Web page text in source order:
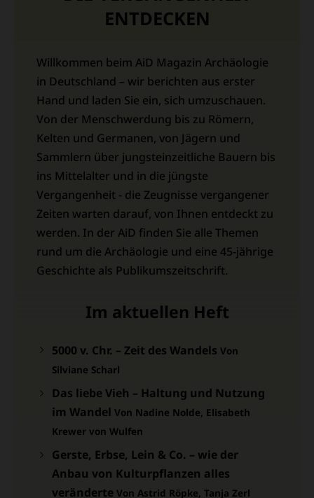
ENTDECKEN
Willkommen beim AiD Magazin Archäologie
in Deutschland – wir berichten aus erster
Hand und laden Sie ein, sich umzuschauen.
Von der Menschwerdung bis zu Römern,
Kelten und Germanen, von Jägern und
Sammlern über jungsteinzeitliche Bauern bis
ins Mittelalter und in die jüngste
Vergangenheit - die Zeugnisse vergangener
Zeiten warten darauf, von Ihnen entdeckt zu
werden. In der AiD finden Sie alle Themen
rund um die Archäologie und eine 45-jährige
Geschichte als Publikumszeitschrift.
Im aktuellen Heft
5000 v. Chr. – Zeit des Wandels Von
Silviane Scharl
Das liebe Vieh – Haltung und Nutzung
im Wandel Von Nadine Nolde, Elisabeth
Krewer von Wulfen
Gerste, Erbse, Lein & Co. – wie der
Anbau von Kulturpflanzen alles
veränderte Von Astrid Röpke, Tanja Zerl